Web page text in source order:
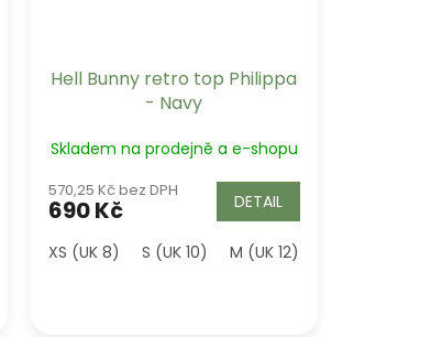
3XL (UK 20) 4XL (UK 22)
Hell Bunny retro top Philippa
- Navy
Skladem na prodejně a e-shopu
570,25 Kč bez DPH
690 Kč DETAIL
XS (UK 8) S (UK 10) M (UK 12)